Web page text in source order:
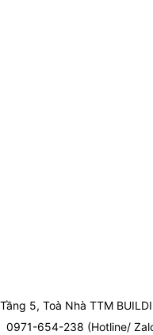
Tầng 5, Toà Nhà TTM
0971-654-238 (Hotline/